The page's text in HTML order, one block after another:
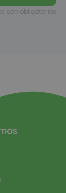
son obligatorios